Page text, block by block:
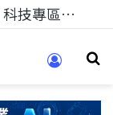
科技人的經驗傳承地！在 Pei Pei 科技專區，與學弟妹交流最硬核的技術